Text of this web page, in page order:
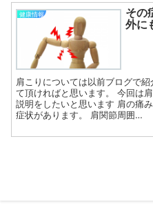
健康情報
その
外に
肩こりについては以前ブログで
て頂ければと思います。 今回は
説明をしたいと思います 肩の痛
症状があります。 肩関節周囲…